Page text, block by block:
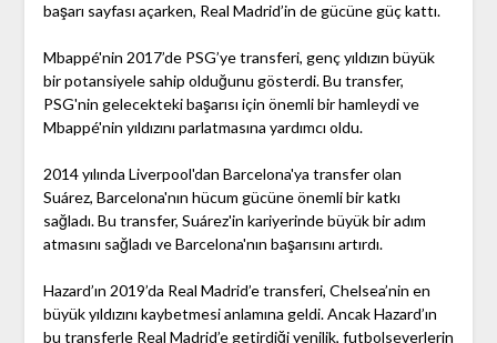
başarı sayfası açarken, Real Madrid’in de gücüne güç kattı.
Mbappé'nin 2017’de PSG’ye transferi, genç yıldızın büyük
bir potansiyele sahip olduğunu gösterdi. Bu transfer,
PSG'nin gelecekteki başarısı için önemli bir hamleydi ve
Mbappé'nin yıldızını parlatmasına yardımcı oldu.
2014 yılında Liverpool'dan Barcelona'ya transfer olan
Suárez, Barcelona'nın hücum gücüne önemli bir katkı
sağladı. Bu transfer, Suárez'in kariyerinde büyük bir adım
atmasını sağladı ve Barcelona'nın başarısını artırdı.
Hazard’ın 2019’da Real Madrid’e transferi, Chelsea’nin en
büyük yıldızını kaybetmesi anlamına geldi. Ancak Hazard’ın
bu transferle Real Madrid’e getirdiği yenilik, futbolseverlerin